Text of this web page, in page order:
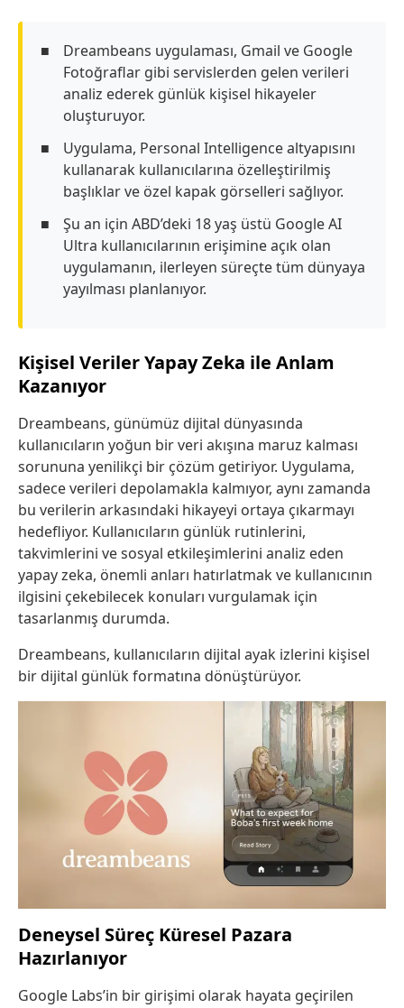
Dreambeans uygulaması, Gmail ve Google
Fotoğraflar gibi servislerden gelen verileri
analiz ederek günlük kişisel hikayeler
oluşturuyor.
Uygulama, Personal Intelligence altyapısını
kullanarak kullanıcılarına özelleştirilmiş
başlıklar ve özel kapak görselleri sağlıyor.
Şu an için ABD’deki 18 yaş üstü Google AI
Ultra kullanıcılarının erişimine açık olan
uygulamanın, ilerleyen süreçte tüm dünyaya
yayılması planlanıyor.
Kişisel Veriler Yapay Zeka ile Anlam
Kazanıyor
Dreambeans, günümüz dijital dünyasında
kullanıcıların yoğun bir veri akışına maruz kalması
sorununa yenilikçi bir çözüm getiriyor. Uygulama,
sadece verileri depolamakla kalmıyor, aynı zamanda
bu verilerin arkasındaki hikayeyi ortaya çıkarmayı
hedefliyor. Kullanıcıların günlük rutinlerini,
takvimlerini ve sosyal etkileşimlerini analiz eden
yapay zeka, önemli anları hatırlatmak ve kullanıcının
ilgisini çekebilecek konuları vurgulamak için
tasarlanmış durumda.
Dreambeans, kullanıcıların dijital ayak izlerini kişisel
bir dijital günlük formatına dönüştürüyor.
Deneysel Süreç Küresel Pazara
Hazırlanıyor
Google Labs’in bir girişimi olarak hayata geçirilen